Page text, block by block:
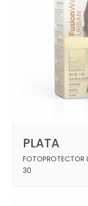
PLATA
FOTOPROTECTOR
30